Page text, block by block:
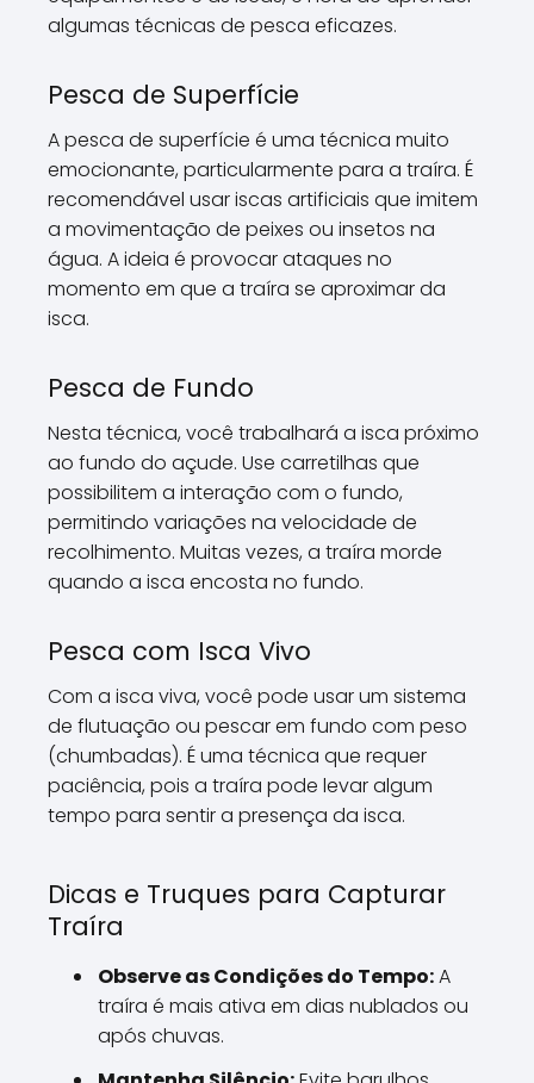
algumas técnicas de pesca eficazes.
Pesca de Superfície
A pesca de superfície é uma técnica muito
emocionante, particularmente para a traíra. É
recomendável usar iscas artificiais que imitem
a movimentação de peixes ou insetos na
água. A ideia é provocar ataques no
momento em que a traíra se aproximar da
isca.
Pesca de Fundo
Nesta técnica, você trabalhará a isca próximo
ao fundo do açude. Use carretilhas que
possibilitem a interação com o fundo,
permitindo variações na velocidade de
recolhimento. Muitas vezes, a traíra morde
quando a isca encosta no fundo.
Pesca com Isca Vivo
Com a isca viva, você pode usar um sistema
de flutuação ou pescar em fundo com peso
(chumbadas). É uma técnica que requer
paciência, pois a traíra pode levar algum
tempo para sentir a presença da isca.
Dicas e Truques para Capturar
Traíra
Observe as Condições do Tempo:A
traíra é mais ativa em dias nublados ou
após chuvas.